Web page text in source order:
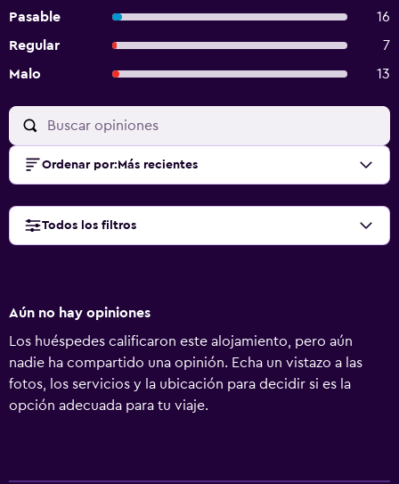
Pasable
16
Regular
7
Malo
13
Ordenar por: Más recientes
Todos los filtros
Aún no hay opiniones
Los huéspedes calificaron este alojamiento, pero aún
nadie ha compartido una opinión. Echa un vistazo a las
fotos, los servicios y la ubicación para decidir si es la
opción adecuada para tu viaje.